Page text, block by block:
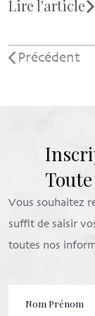
Lire l'article
Précédent
Toute
Vous souhaitez
suffit de saisir
toutes nos